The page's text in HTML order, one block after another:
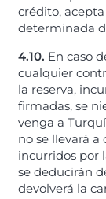
crédito,
determinada
4.10. En caso
cualquier
la reserva,
firmadas, se
venga a
no se llevará a
incurridos por
se deducirán
devolverá la